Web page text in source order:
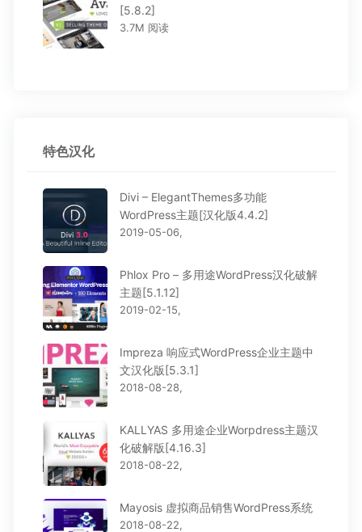
[5.8.2]
3.7M 阅读
特色汉化
Divi – ElegantThemes多功能
WordPress主题[汉化版4.4.2]
2019-05-06,
Phlox Pro – 多用途WordPress汉化破解
主题[5.1.12]
2019-02-15,
Impreza 响应式WordPress企业主题中
文汉化版[5.3.1]
2018-08-28,
KALLYAS 多用途企业Worpdress主题汉
化破解版[4.16.3]
2018-08-22,
Mayosis 虚拟商品销售WordPress系统
2018-08-22,